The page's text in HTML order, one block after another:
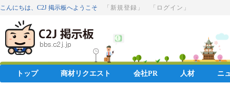
こんにちは、C2J 掲示板へようこそ 「新規登録」 「ログイン」
トップ 商材リクエスト 会社PR 人材 ニ